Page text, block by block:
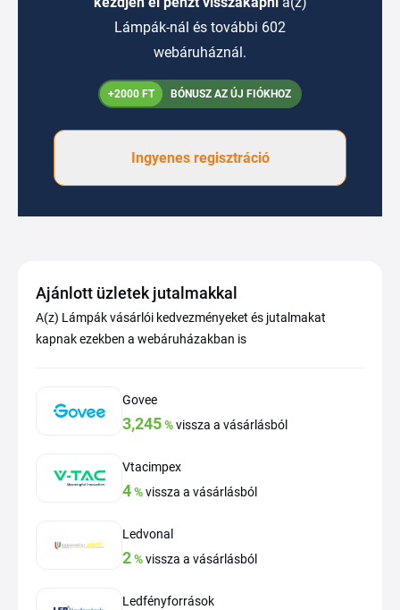
Lámpák-nál és további 602
webáruháznál.
+2000 FT BÓNUSZ AZ ÚJ FIÓKHOZ
Ingyenes regisztráció
Ajánlott üzletek jutalmakkal
A(z) Lámpák vásárlói kedvezményeket és jutalmakat
kapnak ezekben a webáruházakban is
Govee
3,245%vissza a vásárlásból
Vtacimpex
4%vissza a vásárlásból
Ledvonal
2%vissza a vásárlásból
Ledfényforrások